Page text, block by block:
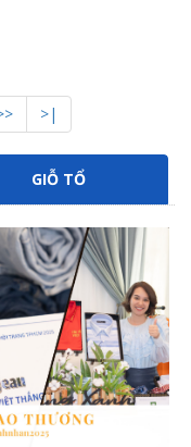
>|
GIỖ TỔ